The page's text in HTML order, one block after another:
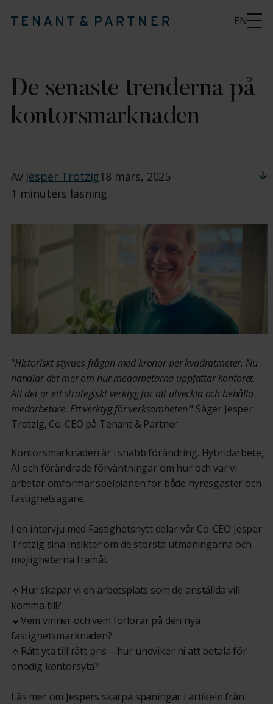
EN
De senaste trenderna på
kontorsmarknaden
Av Jesper Trotzig18 mars, 2025
1 minuters läsning
"Historiskt styrdes frågan med kronor per kvadratmeter. Nu
handlar det mer om hur medarbetarna uppfattar kontoret.
Att det är ett strategiskt verktyg för att utveckla och behålla
medarbetare. Ett verktyg för verksamheten." Säger Jesper
Trotzig, Co-CEO på Tenant & Partner.
Kontorsmarknaden är i snabb förändring. Hybridarbete,
AI och förändrade förväntningar om hur och var vi
arbetar omformar spelplanen för både hyresgäster och
fastighetsägare.
I en intervju med Fastighetsnytt delar vår Co-CEO Jesper
Trotzig sina insikter om de största utmaningarna och
möjligheterna framåt.
🔹Hur skapar vi en arbetsplats som de anställda vill
komma till?
🔹Vem vinner och vem förlorar på den nya
fastighetsmarknaden?
🔹Rätt yta till rätt pris – hur undviker ni att betala för
onödig kontorsyta?
Läs mer om Jespers skarpa spaningar i artikeln från